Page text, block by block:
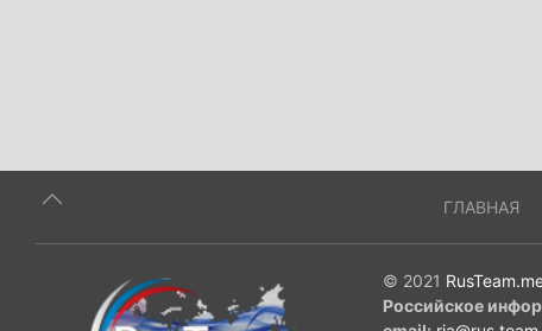
ГЛАВНАЯ
© 2021
Российское